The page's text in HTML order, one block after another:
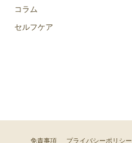
コラム
セルフケア
免責事項 プライバシーポリシー